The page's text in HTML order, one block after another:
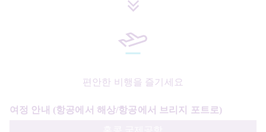
편안한 비행을 즐기세요
여정 안내 (항공에서 해상/항공에서 브리지 포트로)